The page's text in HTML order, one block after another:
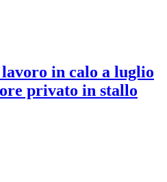
in calo a luglio
privato in stallo